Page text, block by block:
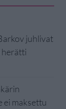
juhlivat
herätti
ei maksettu